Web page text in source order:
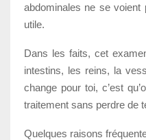
abdominales ne se voient
utile.
Dans les faits, cet
intestins, les reins, la
change pour toi, c’est
traitement sans perdre de
Quelques raisons